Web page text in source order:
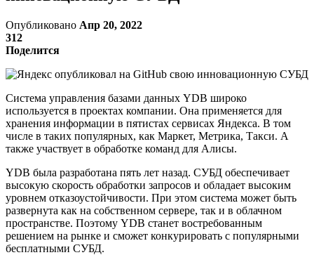
Опубликовано Апр 20, 2022
312
Поделится
Система управления базами данных YDB широко
используется в проектах компании. Она применяется для
хранения информации в пятистах сервисах Яндекса. В том
числе в таких популярных, как Маркет, Метрика, Такси. А
также участвует в обработке команд для Алисы.
YDB была разработана пять лет назад. СУБД обеспечивает
высокую скорость обработки запросов и обладает высоким
уровнем отказоустойчивости. При этом система может быть
развернута как на собственном сервере, так и в облачном
пространстве. Поэтому YDB станет востребованным
решением на рынке и сможет конкурировать с популярными
бесплатными СУБД.